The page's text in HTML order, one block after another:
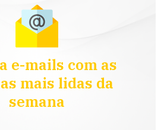
e-mails com as
mais lidas da
semana